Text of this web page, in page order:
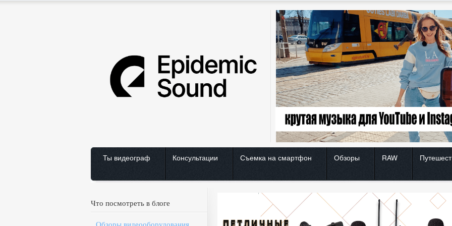
Ты видеограф Консультации Съемка на смартфон Обзоры RAW
Что посмотреть в блоге